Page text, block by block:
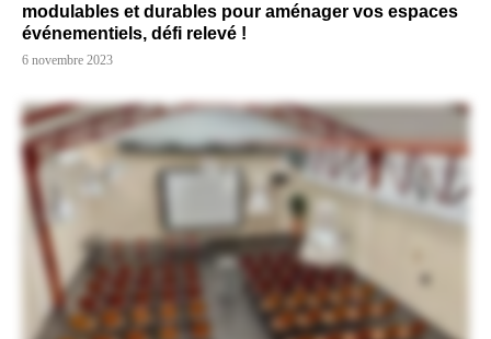
modulables et durables pour aménager vos espaces
événementiels, défi relevé !
6 novembre 2023